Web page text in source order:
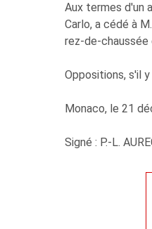
Aux termes d'un
Carlo, a cédé à
rez-de-chaussée
Oppositions, s'il
Monaco, le 21
Signé : P.-L.